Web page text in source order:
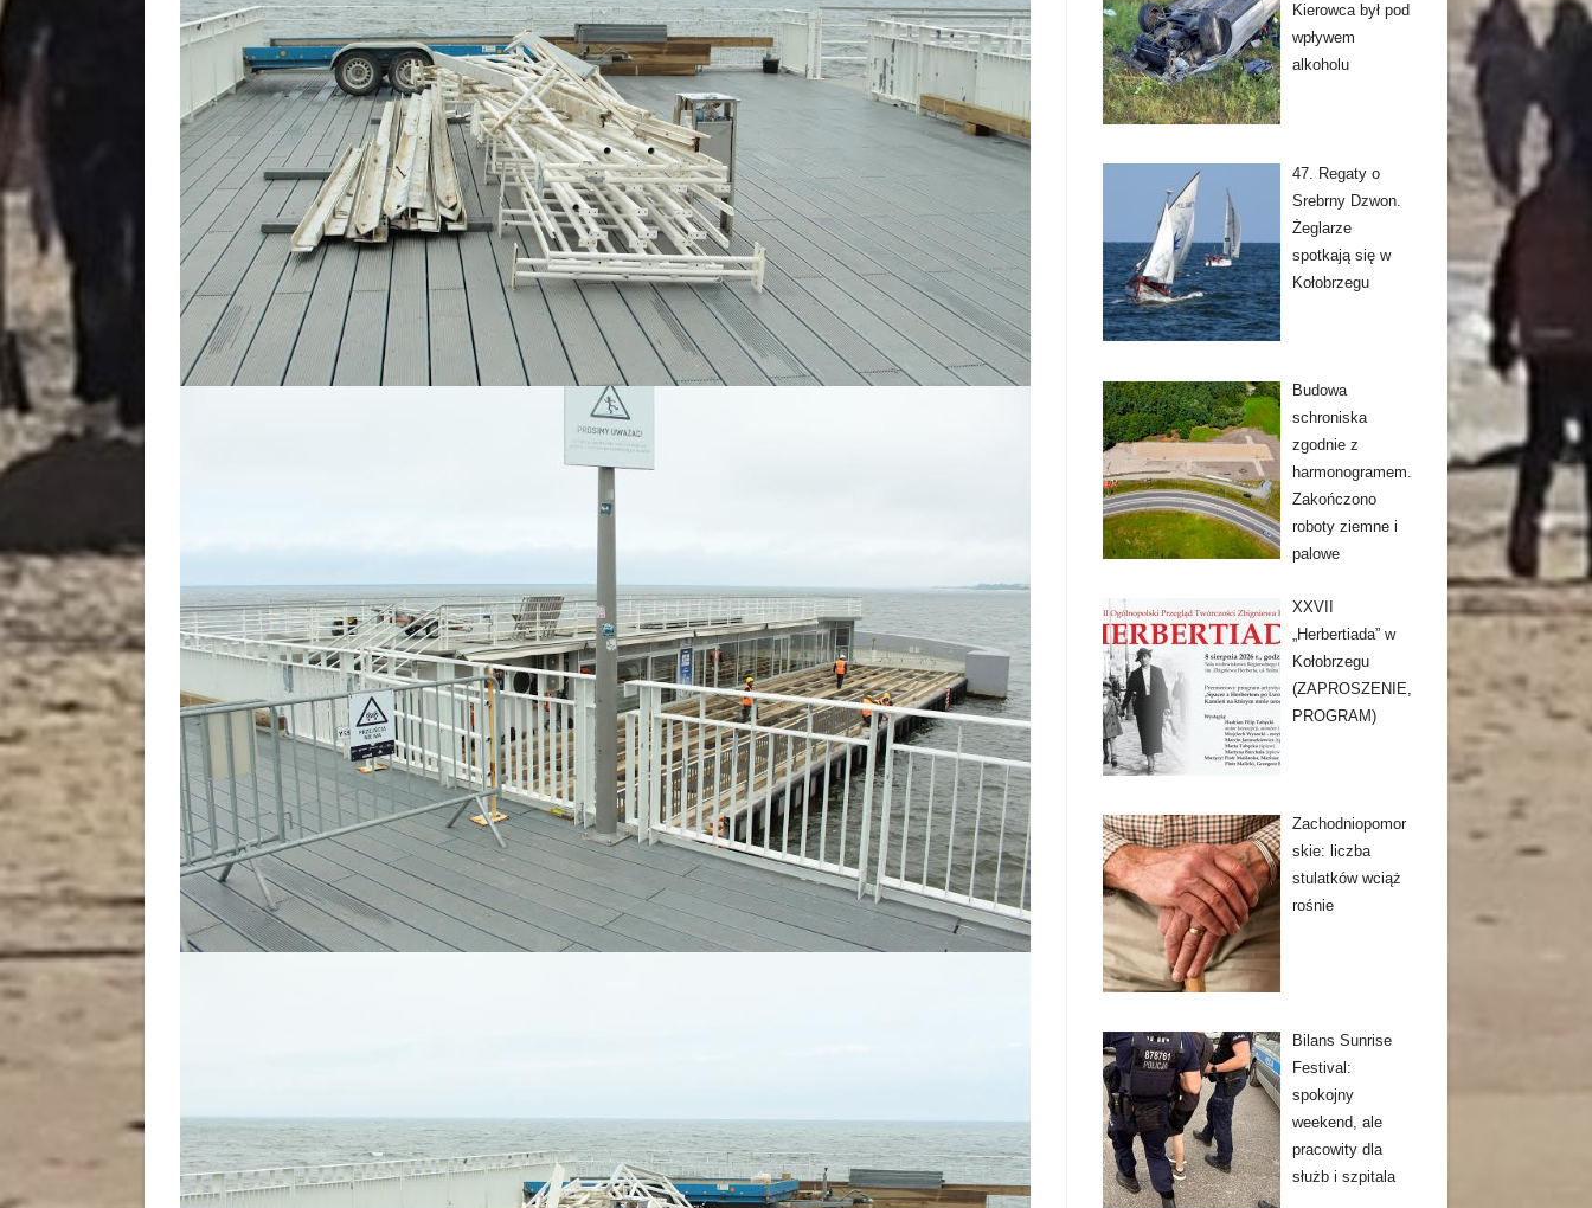
Kierowca był pod
wpływem
alkoholu
47. Regaty o
Srebrny Dzwon.
Żeglarze
spotkają się w
Kołobrzegu
Budowa
schroniska
zgodnie z
harmonogramem.
Zakończono
roboty ziemne i
palowe
XXVII
„Herbertiada” w
Kołobrzegu
(ZAPROSZENIE,
PROGRAM)
Zachodniopomor
skie: liczba
stulatków wciąż
rośnie
Bilans Sunrise
Festival:
spokojny
weekend, ale
pracowity dla
służb i szpitala